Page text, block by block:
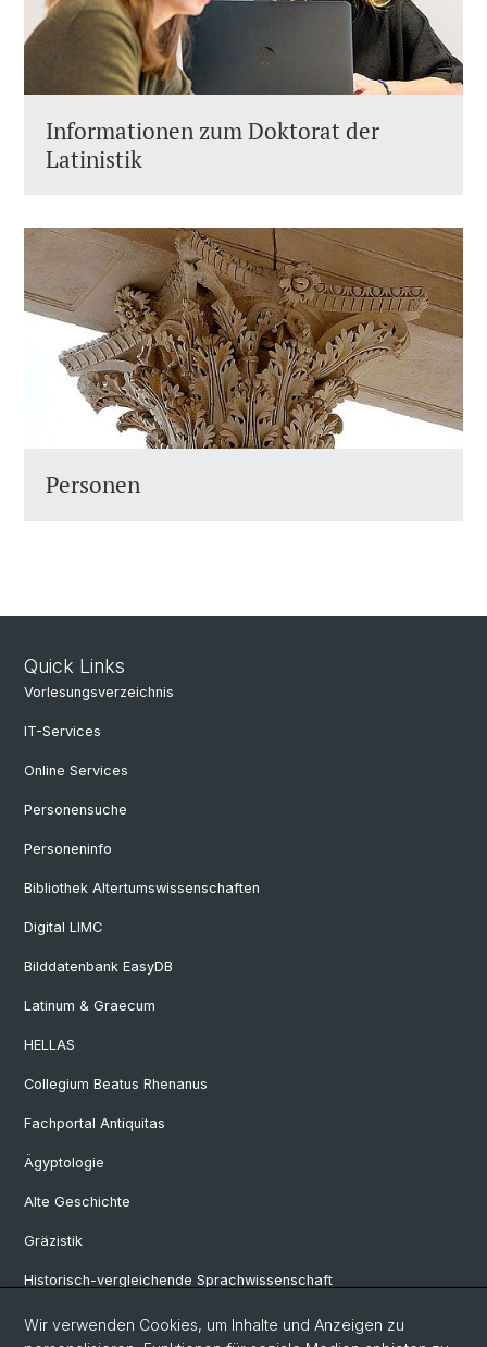
Informationen zum Doktorat der
Latinistik
Personen
Quick Links
Vorlesungsverzeichnis
IT-Services
Online Services
Personensuche
Personeninfo
Bibliothek Altertumswissenschaften
Digital LIMC
Bilddatenbank EasyDB
Latinum & Graecum
HELLAS
Collegium Beatus Rhenanus
Fachportal Antiquitas
Ägyptologie
Alte Geschichte
Gräzistik
Historisch-vergleichende Sprachwissenschaft
Klassische Archäologie
Wir verwenden Cookies, um Inhalte und Anzeigen zu